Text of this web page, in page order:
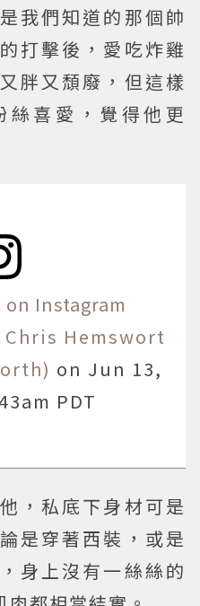
我們知道的那個帥
打擊後，愛吃炸雞
胖又頹廢，但這樣
絲喜愛，覺得他更
Instagram
Hemswort
on Jun 13,
PDT
，私底下身材可是
是穿著西裝，或是
身上沒有一絲絲的